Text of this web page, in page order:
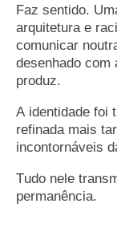
Faz sentido.
arquitetura e
comunicar
desenhado com
produz.
A identidade foi
refinada mais
incontornáveis
Tudo nele
permanência.